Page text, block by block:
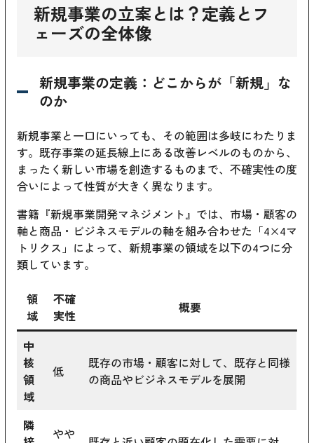
新規事業の立案とは？定義とフ
ェーズの全体像
新規事業の定義：どこからが「新規」な
のか
新規事業と一口にいっても、その範囲は多岐にわたりま
す。既存事業の延長線上にある改善レベルのものから、
まったく新しい市場を創造するものまで、不確実性の度
合いによって性質が大きく異なります。
書籍『新規事業開発マネジメント』では、市場・顧客の
軸と商品・ビジネスモデルの軸を組み合わせた「4×4マ
トリクス」によって、新規事業の領域を以下の4つに分
類しています。
領
域
不確
実性
概要
中
核
領
域
低
既存の市場・顧客に対して、既存と同様
の商品やビジネスモデルを展開
隣
やや